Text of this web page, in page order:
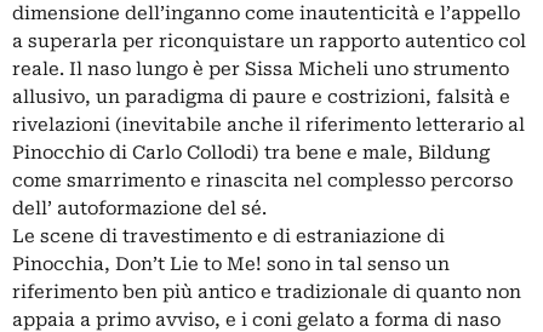
dimensione dell’inganno come inautenticità e l’appello
a superarla per riconquistare un rapporto autentico col
reale. Il naso lungo è per Sissa Micheli uno strumento
allusivo, un paradigma di paure e costrizioni, falsità e
rivelazioni (inevitabile anche il riferimento letterario al
Pinocchio di Carlo Collodi) tra bene e male, Bildung
come smarrimento e rinascita nel complesso percorso
dell’ autoformazione del sé.
Le scene di travestimento e di estraniazione di
Pinocchia, Don’t Lie to Me! sono in tal senso un
riferimento ben più antico e tradizionale di quanto non
appaia a primo avviso, e i coni gelato a forma di naso